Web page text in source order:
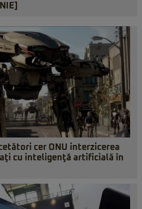
cer ONU interzicerea
cu inteligenţă artificială în